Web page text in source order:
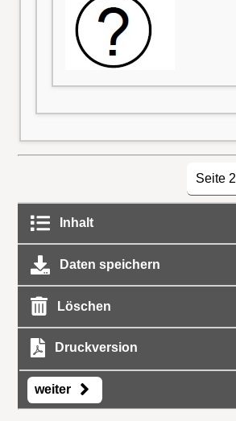
Seite 2
Inhalt
Daten speichern
Löschen
Druckversion
weiter